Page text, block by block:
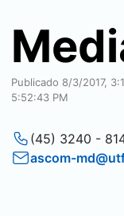
Publicado 8/3/2017,
5:52:43 PM
(45) 3240 -
ascom-